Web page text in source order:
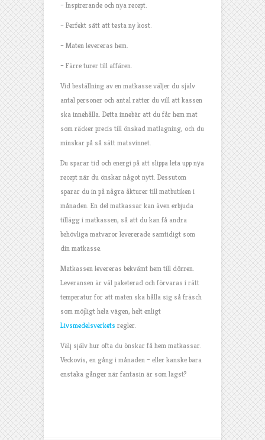
– Inspirerande och nya recept.
– Perfekt sätt att testa ny kost.
– Maten levereras hem.
– Färre turer till affären.
Vid beställning av en matkasse väljer du själv
antal personer och antal rätter du vill att kassen
ska innehålla. Detta innebär att du får hem mat
som räcker precis till önskad matlagning, och du
minskar på så sätt matsvinnet.
Du sparar tid och energi på att slippa leta upp nya
recept när du önskar något nytt. Dessutom
sparar du in på några åkturer till matbutiken i
månaden. En del matkassar kan även erbjuda
tillägg i matkassen, så att du kan få andra
behövliga matvaror levererade samtidigt som
din matkasse.
Matkassen levereras bekvämt hem till dörren.
Leveransen är väl paketerad och förvaras i rätt
temperatur för att maten ska hålla sig så fräsch
som möjligt hela vägen, helt enligt
Livsmedelsverkets regler.
Välj själv hur ofta du önskar få hem matkassar.
Veckovis, en gång i månaden – eller kanske bara
enstaka gånger när fantasin är som lägst?